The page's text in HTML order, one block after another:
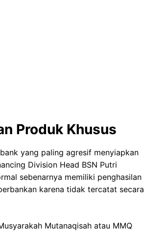
Produk Khusus
yang paling agresif menyiapkan
Division Head BSN Putri
sebenarnya memiliki penghasilan
karena tidak tercatat secara
Mutanaqisah atau MMQ